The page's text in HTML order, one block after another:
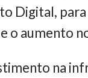
Digital,
o aumento
na